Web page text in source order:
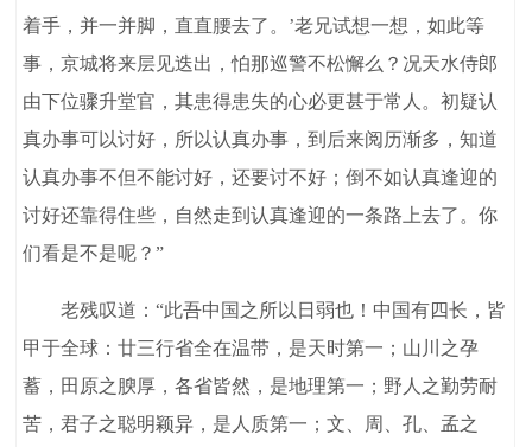
着手，并一并脚，直直腰去了。’老兄试想一想，如此等
事，京城将来层见迭出，怕那巡警不松懈么？况天水侍郎
由下位骤升堂官，其患得患失的心必更甚于常人。初疑认
真办事可以讨好，所以认真办事，到后来阅历渐多，知道
认真办事不但不能讨好，还要讨不好；倒不如认真逢迎的
讨好还靠得住些，自然走到认真逢迎的一条路上去了。你
们看是不是呢？”
老残叹道：“此吾中国之所以日弱也！中国有四长，皆
甲于全球：廿三行省全在温带，是天时第一；山川之孕
蓄，田原之腴厚，各省皆然，是地理第一；野人之勤劳耐
苦，君子之聪明颖异，是人质第一；文、周、孔、孟之